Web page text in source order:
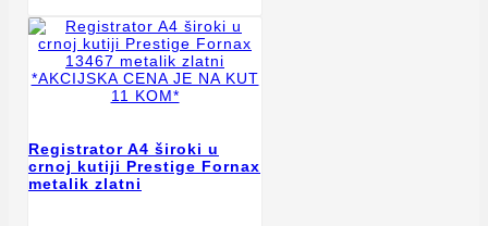
Registrator A4 široki u
crnoj kutiji Prestige Fornax
metalik zlatni